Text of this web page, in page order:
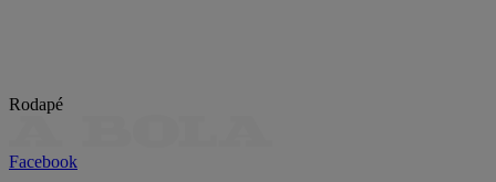
Rodapé
Facebook